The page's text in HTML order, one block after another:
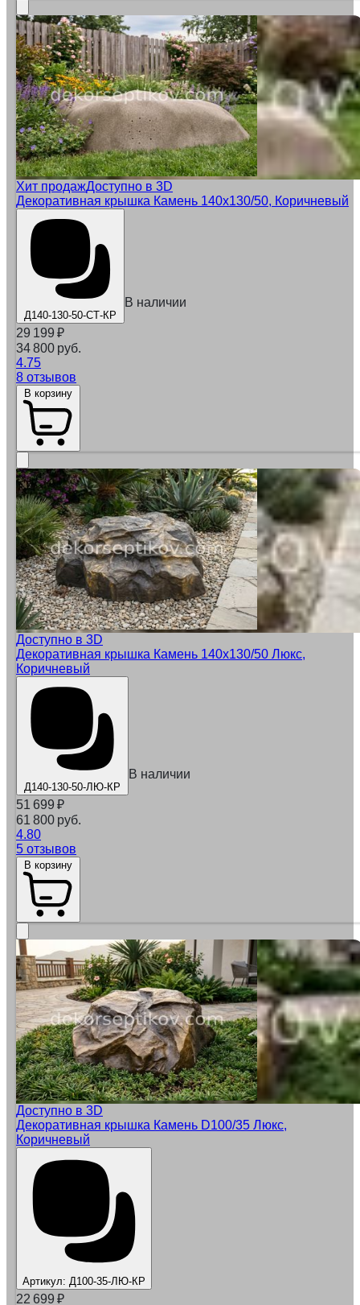
Хит продажДоступно в 3D
Декоративная крышка Камень 140x130/50, Коричневый
Д140-130-50-СТ-КР
В наличии
29 199 ₽
34 800 руб.
4.75
8 отзывов
Доступно в 3D
Декоративная крышка Камень 140x130/50 Люкс,
Коричневый
Д140-130-50-ЛЮ-КР
В наличии
51 699 ₽
61 800 руб.
4.80
5 отзывов
Доступно в 3D
Декоративная крышка Камень D100/35 Люкс,
Коричневый
Артикул: Д100-35-ЛЮ-КР
22 699 ₽